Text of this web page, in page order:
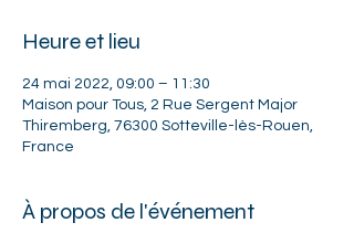
Heure et lieu
24 mai 2022, 09:00 – 11:30
Maison pour Tous, 2 Rue Sergent Major
Thiremberg, 76300 Sotteville-lès-Rouen,
France
À propos de l'événement